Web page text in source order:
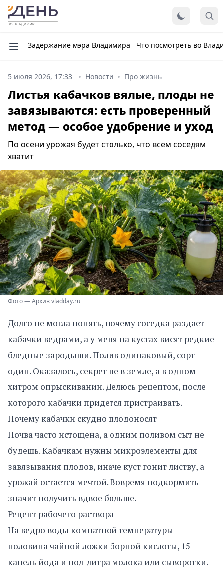
Задержание мэра Владимира Что посмотреть во
5 июля 2026, 17:33 Новости Про жизнь
Листья кабачков вялые, плоды не
завязываются: есть проверенный
метод — особое удобрение и уход
По осени урожая будет столько, что всем соседям
хватит
Фото — Архив vladday.ru
Долго не могла понять, почему соседка раздает
кабачки ведрами, а у меня на кустах висят редкие
бледные зародыши. Полив одинаковый, сорт
один. Оказалось, секрет не в земле, а в одном
хитром опрыскивании. Делюсь рецептом, после
которого кабачки придется пристраивать.
Почему кабачки скудно плодоносят
Почва часто истощена, а одним поливом сыт не
будешь. Кабачкам нужны микроэлементы для
завязывания плодов, иначе куст гонит листву, а
урожай остается мечтой. Вовремя подкормить —
значит получить вдвое больше.
Рецепт рабочего раствора
На ведро воды комнатной температуры —
половина чайной ложки борной кислоты, 15
капель йода и пол-литра молока или сыворотки.